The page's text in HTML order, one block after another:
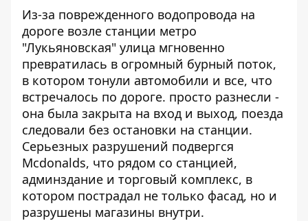
Из-за поврежденного водопровода на
дороге возле станции метро
"Лукьяновская" улица мгновенно
превратилась в огромный бурный поток,
в котором тонули автомобили и все, что
встречалось по дороге. просто разнесли -
она ​​была закрыта на вход и выход, поезда
следовали без остановки на станции.
Серьезных разрушений подвергся
Mcdonalds, что рядом со станцией,
админздание и торговый комплекс, в
котором пострадал не только фасад, но и
разрушены магазины внутри.